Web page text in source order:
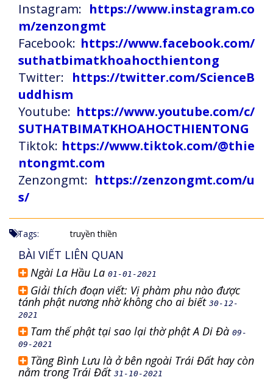
Instagram: https://www.instagram.co
m/zenzongmt
Facebook: https://www.facebook.com/
suthatbimatkhoahocthientong
Twitter: https://twitter.com/ScienceB
uddhism
Youtube: https://www.youtube.com/c/
SUTHATBIMATKHOAHOCTHIENTONG
Tiktok: https://www.tiktok.com/@thie
ntongmt.com
Zenzongmt: https://zenzongmt.com/u
s/
Tags: truyền thiền
BÀI VIẾT LIÊN QUAN
Ngài La Hầu La 01-01-2021
Giải thích đoạn viết: Vị phàm phu nào được
tánh phật nương nhờ không cho ai biết 30-12-
2021
Tam thế phật tại sao lại thờ phật A Di Đà 09-
09-2021
Tầng Bình Lưu là ở bên ngoài Trái Đất hay còn
nằm trong Trái Đất 31-10-2021